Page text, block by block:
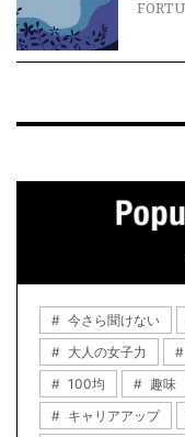
今さら聞けない
大人の女子力
100均
趣味
キャリアアップ